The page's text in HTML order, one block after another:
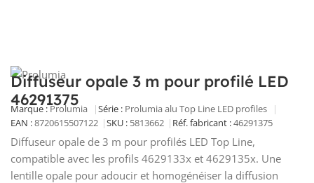
Diffuseur opale 3 m pour profilé LED
46291375
Marque :Prolumia Série : Prolumia alu Top Line LED profiles
EAN :8720615507122 SKU : 5813662 Réf. fabricant :46291375
Diffuseur opale de 3 m pour profilés LED Top Line,
compatible avec les profils 4629133x et 4629135x. Une
lentille opale pour adoucir et homogénéiser la diffusion